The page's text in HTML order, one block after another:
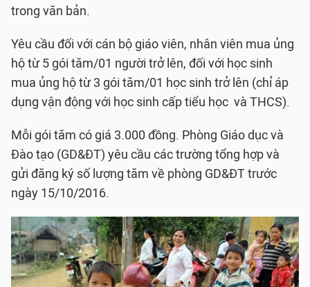
trong văn bản.
Yêu cầu đối với cán bộ giáo viên, nhân viên mua ủng
hộ từ 5 gói tăm/01 người trở lên, đối với học sinh
mua ủng hộ từ 3 gói tăm/01 học sinh trở lên (chỉ áp
dụng vận động với học sinh cấp tiểu học và THCS).
Mỗi gói tăm có giá 3.000 đồng. Phòng Giáo dục và
Đào tạo (GD&ĐT) yêu cầu các trường tổng hợp và
gửi đăng ký số lượng tăm về phòng GD&ĐT trước
ngày 15/10/2016.